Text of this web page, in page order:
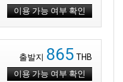
이용 가능 여부 확인
출발지 865 THB
이용 가능 여부 확인